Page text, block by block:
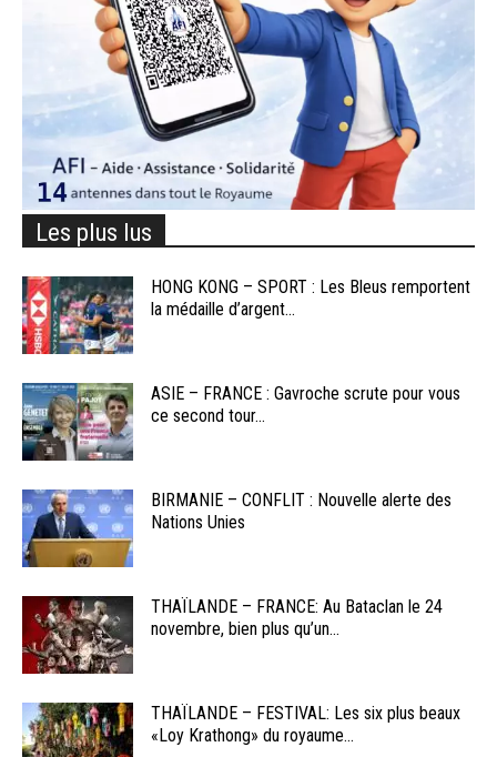
Les plus lus
HONG KONG – SPORT : Les Bleus remportent
la médaille d’argent...
ASIE – FRANCE : Gavroche scrute pour vous
ce second tour...
BIRMANIE – CONFLIT : Nouvelle alerte des
Nations Unies
THAÏLANDE – FRANCE: Au Bataclan le 24
novembre, bien plus qu’un...
THAÏLANDE – FESTIVAL: Les six plus beaux
«Loy Krathong» du royaume...